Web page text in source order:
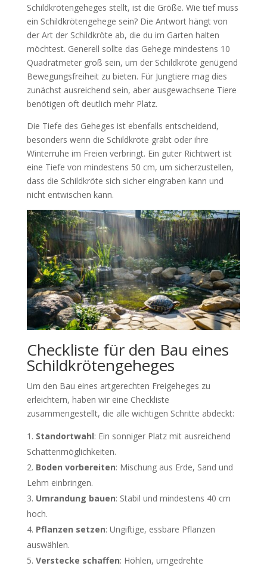
Schildkrötengeheges stellt, ist die Größe. Wie tief muss
ein Schildkrötengehege sein? Die Antwort hängt von
der Art der Schildkröte ab, die du im Garten halten
möchtest. Generell sollte das Gehege mindestens 10
Quadratmeter groß sein, um der Schildkröte genügend
Bewegungsfreiheit zu bieten. Für Jungtiere mag dies
zunächst ausreichend sein, aber ausgewachsene Tiere
benötigen oft deutlich mehr Platz.
Die Tiefe des Geheges ist ebenfalls entscheidend,
besonders wenn die Schildkröte gräbt oder ihre
Winterruhe im Freien verbringt. Ein guter Richtwert ist
eine Tiefe von mindestens 50 cm, um sicherzustellen,
dass die Schildkröte sich sicher eingraben kann und
nicht entwischen kann.
Checkliste für den Bau eines
Schildkrötengeheges
Um den Bau eines artgerechten Freigeheges zu
erleichtern, haben wir eine Checkliste
zusammengestellt, die alle wichtigen Schritte abdeckt:
Standortwahl: Ein sonniger Platz mit ausreichend
Schattenmöglichkeiten.
Boden vorbereiten: Mischung aus Erde, Sand und
Lehm einbringen.
Umrandung bauen: Stabil und mindestens 40 cm
hoch.
Pflanzen setzen: Ungiftige, essbare Pflanzen
auswählen.
Verstecke schaffen: Höhlen, umgedrehte